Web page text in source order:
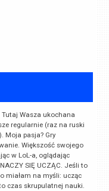
Wasza ukochana
regularnie (raz na ruski
Moja pasja? Gry
Większość swojego
w LoL-a, oglądając
SIĘ UCZĄC. Jeśli to
miałam na myśli: ucząc
czas skrupulatnej nauki.